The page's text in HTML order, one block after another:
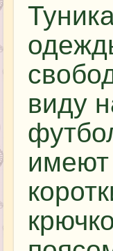
виду